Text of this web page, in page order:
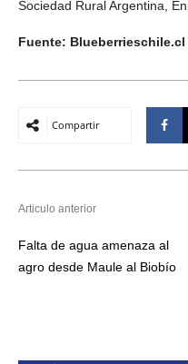
Sociedad Rural Argentina,
Fuente:
Compartir
Articulo anterior
Falta de agua amenaza al
agro desde Maule al Biobío